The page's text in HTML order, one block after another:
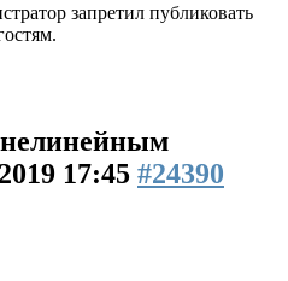
запретил публиковать
нелинейным
17:45 #24390